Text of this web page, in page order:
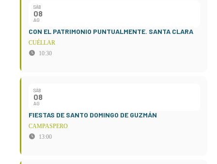
SÁB
08
AG
CON EL PATRIMONIO PUNTUALMENTE. SANTA CLARA
CUÉLLAR
10:30
SÁB
08
AG
FIESTAS DE SANTO DOMINGO DE GUZMÁN
CAMPASPERO
13:00